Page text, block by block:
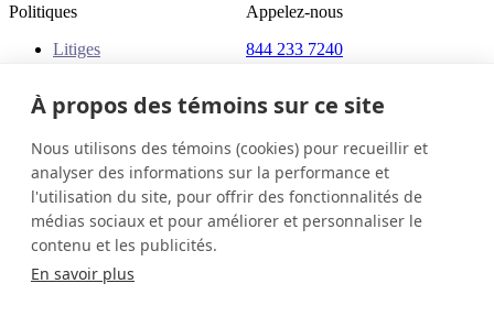
Politiques
Litiges
Appelez-nous
844 233 7240
1400
Toronto, ON, M5C 1C4
Canada
Canada (Français)
Contactez-nous
© 2026 InDebted Holdings Pty Ltd
À propos des témoins sur ce site
Nous utilisons des témoins (cookies) pour recueillir et
analyser des informations sur la performance et
l'utilisation du site, pour offrir des fonctionnalités de
médias sociaux et pour améliorer et personnaliser le
contenu et les publicités.
En savoir plus